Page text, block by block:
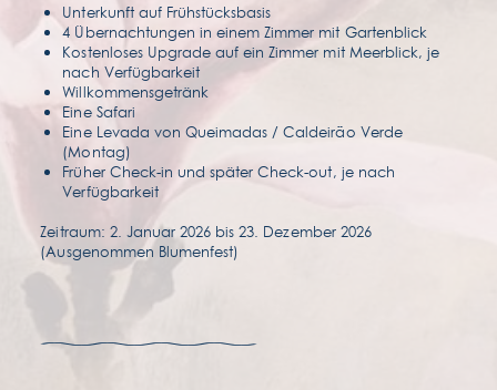
auszeichnungen
bewerbungen
Unterkunft auf Frühstücksbasis
4 Übernachtungen in einem Zimmer mit Gartenblick
Kostenloses Upgrade auf ein Zimmer mit Meerblick, je
nach Verfügbarkeit
Willkommensgetränk
Eine Safari
Eine Levada von Queimadas / Caldeirão Verde
(Montag)
Früher Check-in und später Check-out, je nach
Verfügbarkeit
Zeitraum: 2. Januar 2026 bis 23. Dezember 2026
(Ausgenommen Blumenfest)